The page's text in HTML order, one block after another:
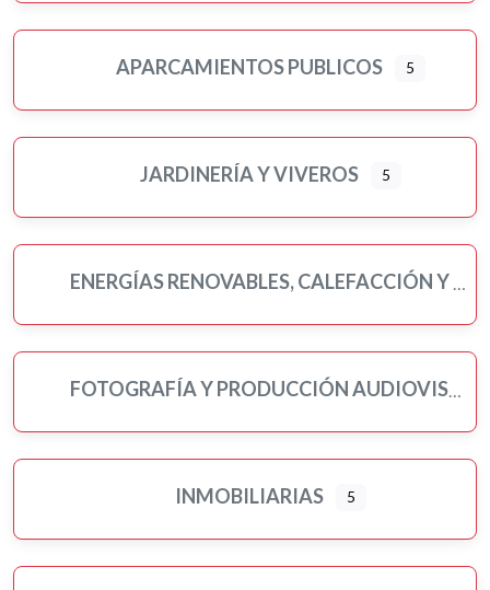
APARCAMIENTOS PUBLICOS 5
JARDINERÍA Y VIVEROS 5
ENERGÍAS RENOVABLES, CALEFACCIÓN Y FONTANERÍA
FOTOGRAFÍA Y PRODUCCIÓN AUDIOVISUAL
INMOBILIARIAS 5